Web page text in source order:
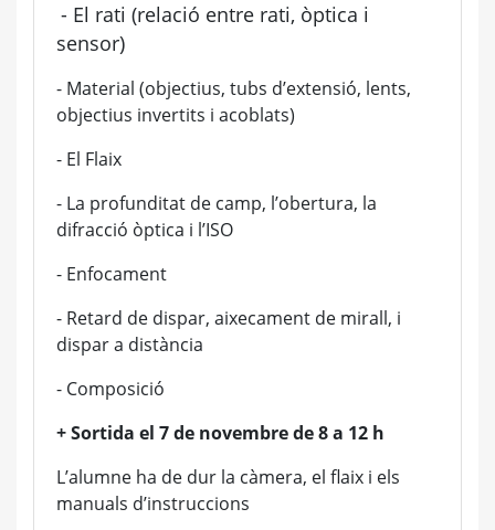
- El rati (relació entre rati, òptica i
sensor)
- Material (objectius, tubs d’extensió, lents,
objectius invertits i acoblats)
- El Flaix
- La profunditat de camp, l’obertura, la
difracció òptica i l’ISO
- Enfocament
- Retard de dispar, aixecament de mirall, i
dispar a distància
- Composició
+ Sortida el 7 de novembre de 8 a 12 h
L’alumne ha de dur la càmera, el flaix i els
manuals d’instruccions